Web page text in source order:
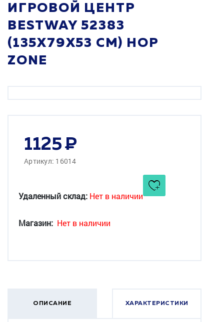
ИГРОВОЙ ЦЕНТР
BESTWAY 52383
(135X79X53 СМ) HOP
ZONE
1125
Артикул: 16014
Удаленный склад: Нет в наличии
Магазин: Нет в наличии
ОПИСАНИЕ ХАРАКТЕРИСТИКИ